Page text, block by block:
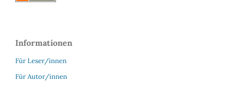
Informationen
Für Leser/innen
Für Autor/innen